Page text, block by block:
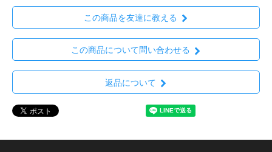
この商品を友達に教える
この商品について問い合わせる
返品について